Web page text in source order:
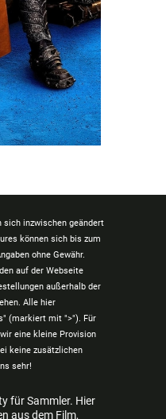
sich inzwischen geändert
können sich bis zum
ohne Gewähr.
auf der Webseite
außerhalb der
Alle hier
(markiert mit ">"). Für
eine kleine Provision
keine zusätzlichen
sehr!
für Sammler. Hier
aus dem Film,